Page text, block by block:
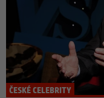
ČESKÉ CELEBRITY